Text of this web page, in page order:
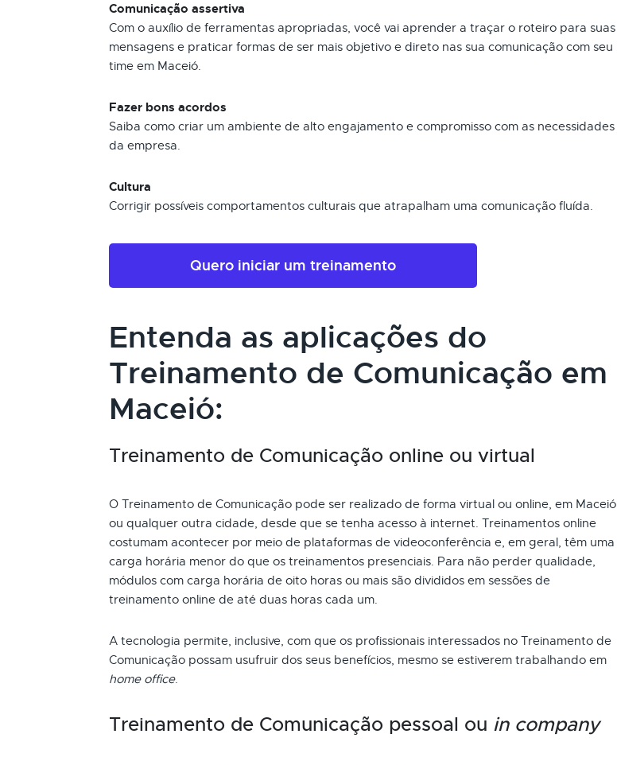
Comunicação assertiva
Com o auxílio de ferramentas apropriadas, você vai aprender a traçar o roteiro para suas
mensagens e praticar formas de ser mais objetivo e direto nas sua comunicação com seu
time em Maceió.
Fazer bons acordos
Saiba como criar um ambiente de alto engajamento e compromisso com as necessidades
da empresa.
Cultura
Corrigir possíveis comportamentos culturais que atrapalham uma comunicação fluída.
Quero iniciar um treinamento
Entenda as aplicações do
Treinamento de Comunicação em
Maceió:
Treinamento de Comunicação online ou virtual
O Treinamento de Comunicação pode ser realizado de forma virtual ou online, em Maceió
ou qualquer outra cidade, desde que se tenha acesso à internet. Treinamentos online
costumam acontecer por meio de plataformas de videoconferência e, em geral, têm uma
carga horária menor do que os treinamentos presenciais. Para não perder qualidade,
módulos com carga horária de oito horas ou mais são divididos em sessões de
treinamento online de até duas horas cada um.
A tecnologia permite, inclusive, com que os profissionais interessados no Treinamento de
Comunicação possam usufruir dos seus benefícios, mesmo se estiverem trabalhando em
home office.
Treinamento de Comunicação pessoal ou in company